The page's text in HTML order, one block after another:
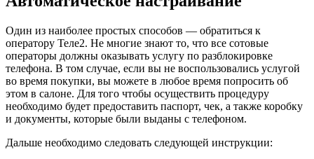
Один из наиболее простых способов — обратиться к
оператору Теле2. Не многие знают то, что все сотовые
операторы должны оказывать услугу по разблокировке
телефона. В том случае, если вы не воспользовались услугой
во время покупки, вы можете в любое время попросить об
этом в салоне. Для того чтобы осуществить процедуру
необходимо будет предоставить паспорт, чек, а также коробку
и документы, которые были выданы с телефоном.
Дальше необходимо следовать следующей инструкции: